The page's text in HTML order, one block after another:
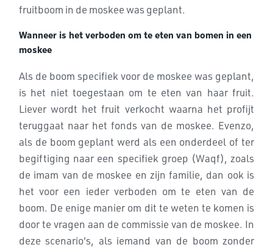
fruitboom in de moskee was geplant.
Wanneer is het verboden om te eten van bomen in een
moskee
Als de boom specifiek voor de moskee was geplant,
is het niet toegestaan om te eten van haar fruit.
Liever wordt het fruit verkocht waarna het profijt
teruggaat naar het fonds van de moskee. Evenzo,
als de boom geplant werd als een onderdeel of ter
begiftiging naar een specifiek groep (Waqf), zoals
de imam van de moskee en zijn familie, dan ook is
het voor een ieder verboden om te eten van de
boom. De enige manier om dit te weten te komen is
door te vragen aan de commissie van de moskee. In
deze scenario's, als iemand van de boom zonder